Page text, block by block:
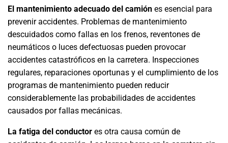
El mantenimiento adecuado del camión es esencial para
prevenir accidentes. Problemas de mantenimiento
descuidados como fallas en los frenos, reventones de
neumáticos o luces defectuosas pueden provocar
accidentes catastróficos en la carretera. Inspecciones
regulares, reparaciones oportunas y el cumplimiento de los
programas de mantenimiento pueden reducir
considerablemente las probabilidades de accidentes
causados por fallas mecánicas.
La fatiga del conductor es otra causa común de